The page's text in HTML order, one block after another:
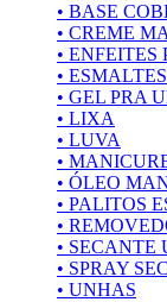
• BASE
• CREME
• ENFEITES
• ESMALTES
• GEL PRA
• LIXA
• LUVA
•
• ÓLEO
• PALITOS
•
• SECANTE
• SPRAY
• UNHAS